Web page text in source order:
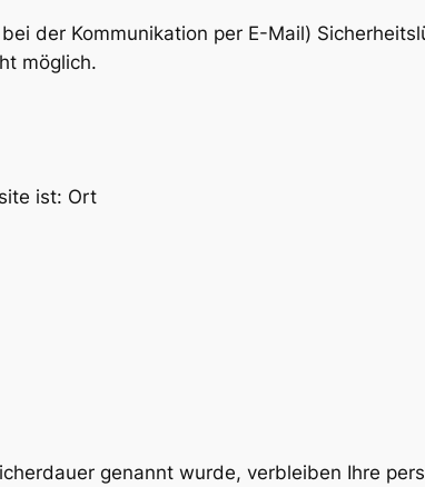
der Kommunikation per E-Mail)
möglich.
ist: Ort
genannt wurde, verbleiben Ihre